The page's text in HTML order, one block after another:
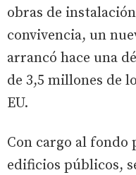
obras de
convivencia, un
arrancó hace una
de 3,5 millones de
EU.
Con cargo al fondo
edificios públicos,